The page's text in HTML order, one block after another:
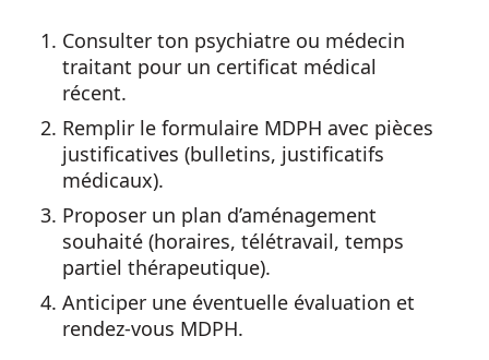
Consulter ton psychiatre ou médecin
traitant pour un certificat médical
récent.
Remplir le formulaire MDPH avec pièces
justificatives (bulletins, justificatifs
médicaux).
Proposer un plan d’aménagement
souhaité (horaires, télétravail, temps
partiel thérapeutique).
Anticiper une éventuelle évaluation et
rendez-vous MDPH.